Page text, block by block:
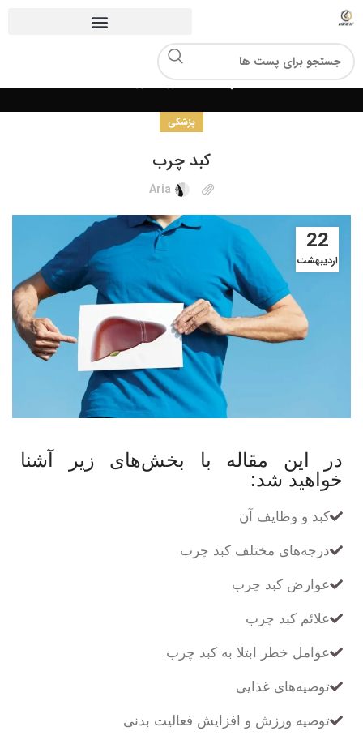
مجله کیافیت
پزشکی
کبد چرب
Aria
22
اردیبهشت
در این مقاله با بخش‌های زیر آشنا
خواهید شد:
کبد و وظایف آن
درجه‌های مختلف کبد چرب
عوارض کبد چرب
علائم کبد چرب
عوامل خطر ابتلا به کبد چرب
توصیه‌های غذایی
توصیه ورزش و افزایش فعالیت بدنی